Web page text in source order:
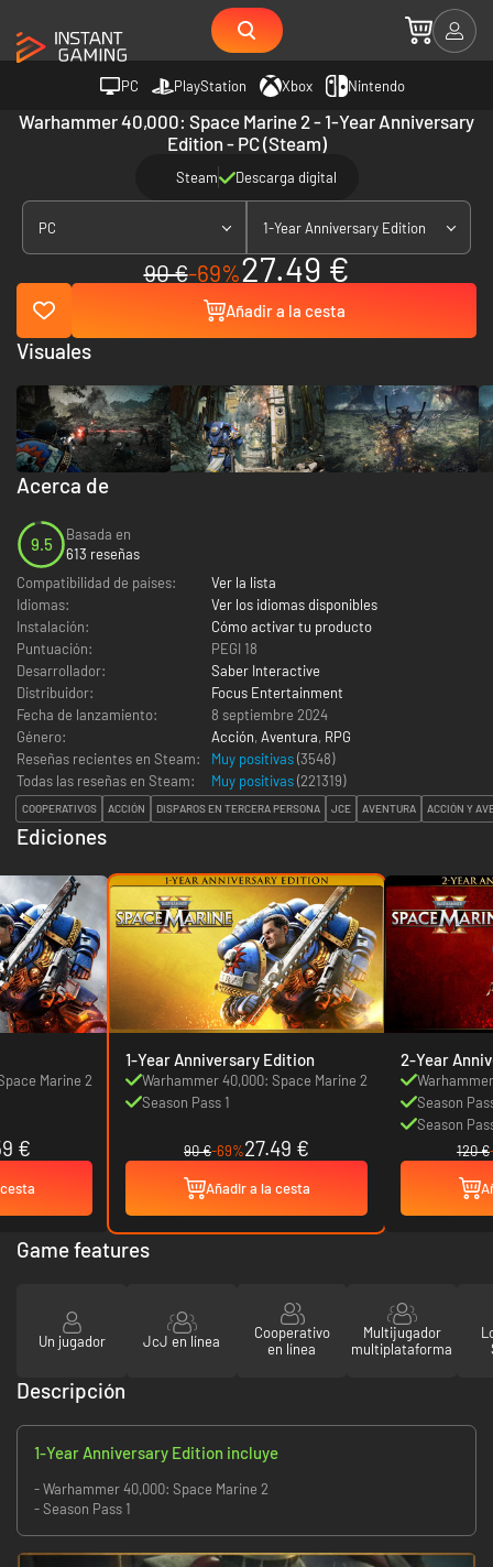
PC PlayStation Xbox Nintendo
Warhammer 40,000: Space Marine 2 - 1-Year Anniversary
Edition - PC (Steam)
Steam Descarga digital
PC 1-Year Anniversary Edition
90 €-69%27.49 €
Añadir a la cesta
Acerca de
9.5
Basada en
613 reseñas
Compatibilidad de países:
Ver la lista
Idiomas:
Ver los idiomas disponibles
Instalación:
Cómo activar tu producto
Puntuación:
PEGI 18
Desarrollador:
Saber Interactive
Distribuidor:
Focus Entertainment
Fecha de lanzamiento:
8 septiembre 2024
Género:
Acción, Aventura, RPG
Reseñas recientes en Steam:
Muy positivas(3548)
Todas las reseñas en Steam:
Muy positivas(221319)
COOPERATIVOS ACCIÓN DISPAROS EN TERCERA PERSONA JCE AVENTURA ACCIÓN Y
Ediciones
Marine 2
€
1-Year Anniversary Edition
Warhammer 40,000: Space Marine 2
Season Pass 1
90 €-69%27.49 €
Añadir a la cesta
2-Year
Season
Season
120 €
Visuales
Game features
Un jugador JcJ en línea
Cooperativo
en línea
Multijugador
multiplataforma
Descripción
1-Year Anniversary Edition incluye
- Warhammer 40,000: Space Marine 2
- Season Pass 1